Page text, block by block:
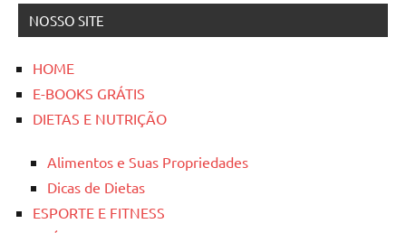
NOSSO SITE
HOME
E-BOOKS GRÁTIS
DIETAS E NUTRIÇÃO
Alimentos e Suas Propriedades
Dicas de Dietas
ESPORTE E FITNESS